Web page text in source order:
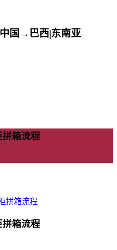
中国→巴西|东南亚
拼箱流程
拼箱流程
拼箱流程